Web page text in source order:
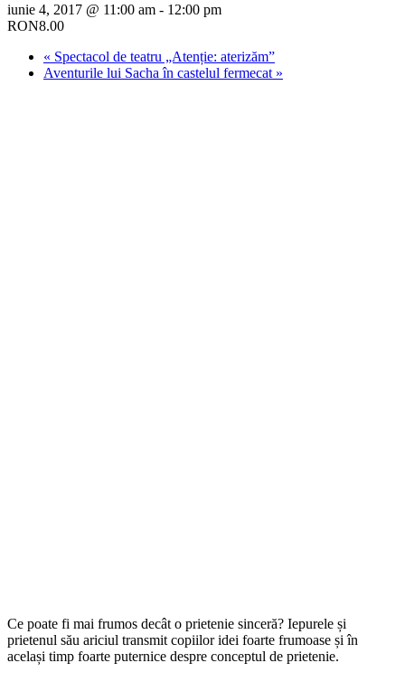
iunie 4, 2017 @ 11:00 am - 12:00 pm
RON8.00
« Spectacol de teatru „Atenție: aterizăm”
Aventurile lui Sacha în castelul fermecat »
Ce poate fi mai frumos decât o prietenie sinceră? Iepurele și
prietenul său ariciul transmit copiilor idei foarte frumoase și în
același timp foarte puternice despre conceptul de prietenie.